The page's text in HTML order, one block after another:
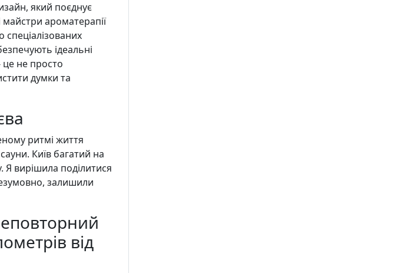
який поєднує
майстри ароматерапії
ідеальні
не просто
думки та
ритмі життя
Київ багатий на
вирішила поділитися
залишили
від